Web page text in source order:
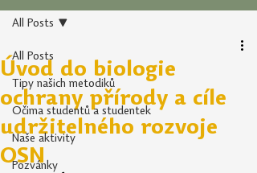
All Posts
Tipy našich metodiků
Očima studentů a studentek
Naše aktivity
Pozvánky
All Posts
Úvod do biologie
ochrany přírody a cíle
udržitelného rozvoje
OSN